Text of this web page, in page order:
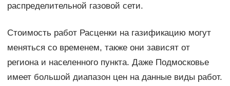
распределительной газовой сети.
Стоимость работ Расценки на газификацию могут
меняться со временем, также они зависят от
региона и населенного пункта. Даже Подмосковье
имеет большой диапазон цен на данные виды работ.